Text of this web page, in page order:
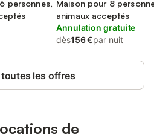
personnes, Maison pour 8
animaux acceptés
Annulation gratuite
dès156 €par nuit
les offres
de